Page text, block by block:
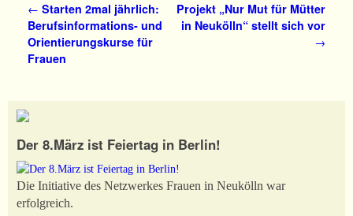
Artikelnavigation
← Starten 2mal jährlich:
Berufsinformations- und
Orientierungskurse für
Frauen
Projekt „Nur Mut für Mütter
in Neukölln“ stellt sich vor
→
Der 8.März ist Feiertag in Berlin!
Die Initiative des Netzwerkes Frauen in Neukölln war
erfolgreich.